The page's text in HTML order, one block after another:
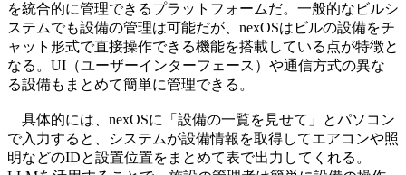
を統合的に管理できるプラットフォームだ。一般的なビルシ
ステムでも設備の管理は可能だが、nexOSはビルの設備をチ
ャット形式で直接操作できる機能を搭載している点が特徴と
なる。UI（ユーザーインターフェース）や通信方式の異な
る設備もまとめて簡単に管理できる。
具体的には、nexOSに「設備の一覧を見せて」とパソコン
で入力すると、システムが設備情報を取得してエアコンや照
明などのIDと設置位置をまとめて表で出力してくれる。